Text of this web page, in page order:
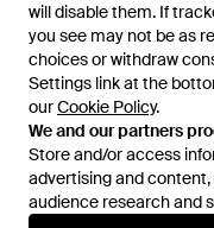
will disable them. If
you see may not be as
choices or withdraw
Settings link at the
ourCookie Policy.
We and our partners
Store and/or access
advertising and
audience research and